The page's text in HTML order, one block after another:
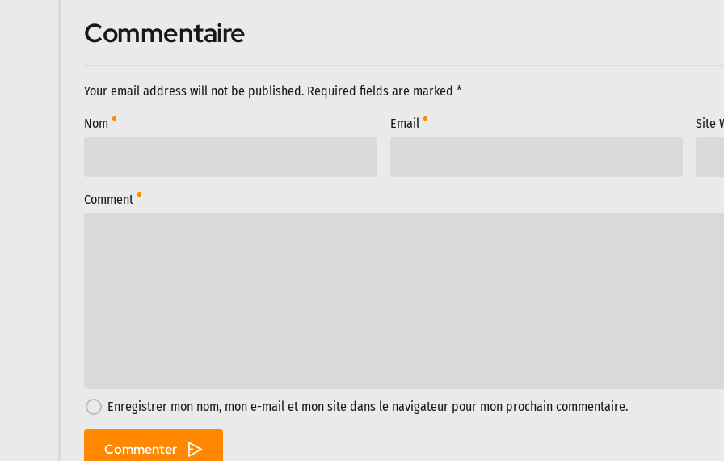
Commentaire
Your email address will not be published. Required fields are marked *
Comment
Nom Email Site
Enregistrer mon nom, mon e-mail et mon site dans le navigateur pour mon prochain commentaire.
Commenter